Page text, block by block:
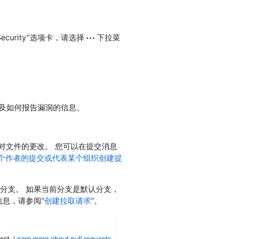
选项卡，请选择
下拉菜
何报告漏洞的信息。
文件的更改。 您可以在提交消息
作者的提交或代表某个组织创建提
支。 如果当前分支是默认分支，
，请参阅“创建拉取请求”。